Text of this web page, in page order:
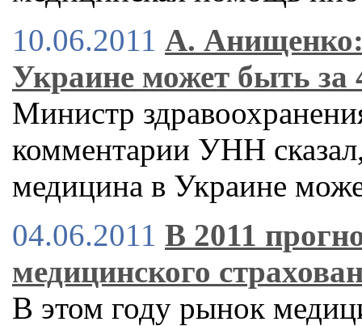
10.06.2011 А. Анищенко:
Украине может быть за
Министр
комментарии УНН
медицина в Украине
04.06.2011 В 2011
медицинского
В этом году рынок